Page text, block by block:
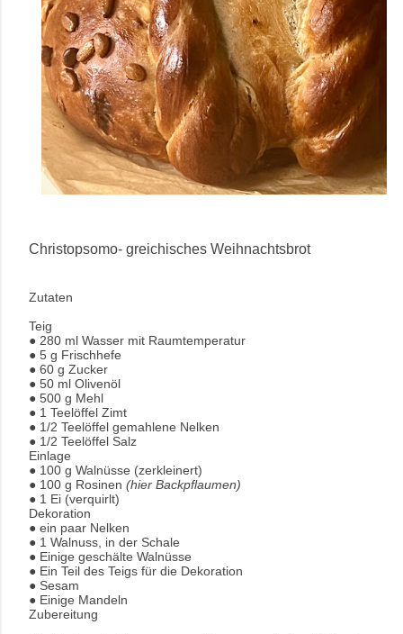
Christopsomo- greichisches Weihnachtsbrot
Zutaten
Teig
● 280 ml Wasser mit Raumtemperatur
● 5 g Frischhefe
● 60 g Zucker
● 50 ml Olivenöl
● 500 g Mehl
● 1 Teelöffel Zimt
● 1/2 Teelöffel gemahlene Nelken
● 1/2 Teelöffel Salz
Einlage
● 100 g Walnüsse (zerkleinert)
● 100 g Rosinen (hier Backpflaumen)
● 1 Ei (verquirlt)
Dekoration
● ein paar Nelken
● 1 Walnuss, in der Schale
● Einige geschälte Walnüsse
● Ein Teil des Teigs für die Dekoration
● Sesam
● Einige Mandeln
Zubereitung